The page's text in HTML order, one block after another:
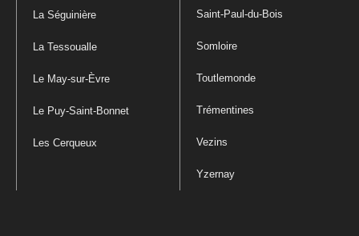
La Séguinière
La Tessoualle
Le May-sur-Èvre
Le Puy-Saint-Bonnet
Les Cerqueux
Saint-Paul-du-Bois
Somloire
Toutlemonde
Trémentines
Vezins
Yzernay